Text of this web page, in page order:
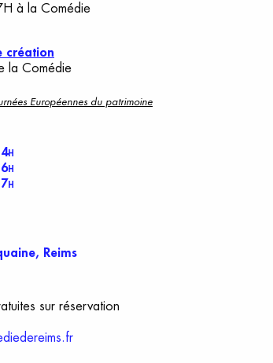
à la Comédie
création
la Comédie
Européennes du patrimoine
H
H
H
Reims
sur réservation